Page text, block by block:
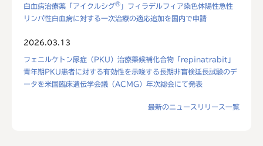
白血病治療薬「アイクルシグ® 」フィラデルフィア染色体陽性急性
リンパ性白血病に対する一次治療の適応追加を国内で申請
2026.03.13
フェニルケトン尿症（PKU）治療薬候補化合物「repinatrabit」
青年期PKU患者に対する有効性を示唆する長期非盲検延長試験のデ
ータを米国臨床遺伝学会議（ACMG）年次総会にて発表
最新のニュースリリース一覧